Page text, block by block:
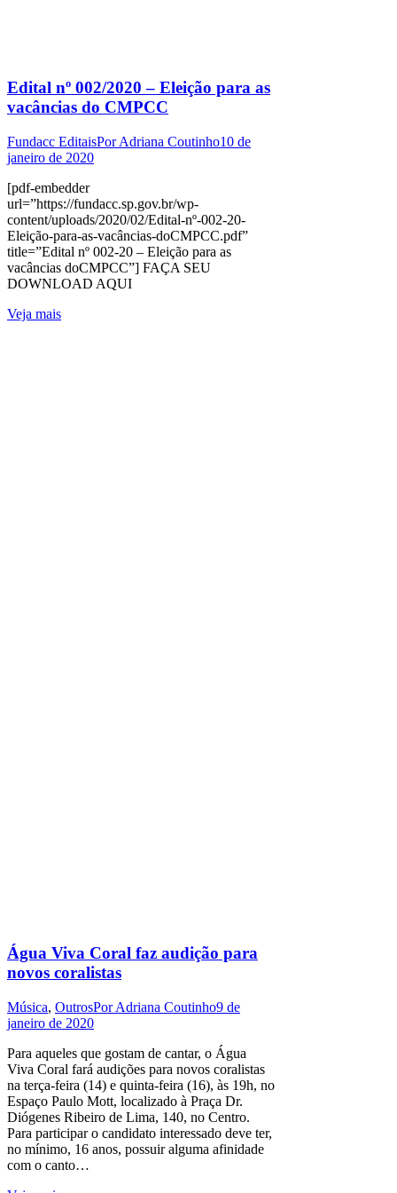
Edital nº 002/2020 – Eleição para as
vacâncias do CMPCC
Fundacc EditaisPorAdriana Coutinho10 de
janeiro de 2020
[pdf-embedder
url=”https://fundacc.sp.gov.br/wp-
content/uploads/2020/02/Edital-nº-002-20-
Eleição-para-as-vacâncias-doCMPCC.pdf”
title=”Edital nº 002-20 – Eleição para as
vacâncias doCMPCC”] FAÇA SEU
DOWNLOAD AQUI
Veja mais
Água Viva Coral faz audição para
novos coralistas
Música, OutrosPorAdriana Coutinho9 de
janeiro de 2020
Para aqueles que gostam de cantar, o Água
Viva Coral fará audições para novos coralistas
na terça-feira (14) e quinta-feira (16), às 19h, no
Espaço Paulo Mott, localizado à Praça Dr.
Diógenes Ribeiro de Lima, 140, no Centro.
Para participar o candidato interessado deve ter,
no mínimo, 16 anos, possuir alguma afinidade
com o canto…